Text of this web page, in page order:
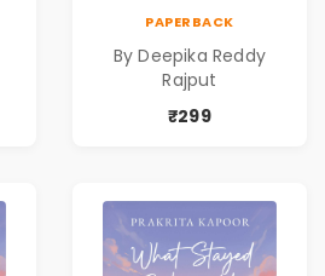
Reddy Rajput
PAPERBACK
By Deepika Reddy
Rajput
₹299